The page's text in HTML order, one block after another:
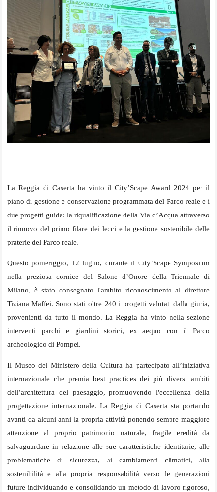
La Reggia di Caserta ha vinto il City’Scape Award 2024 per il
piano di gestione e conservazione programmata del Parco reale e i
due progetti guida: la riqualificazione della Via d’Acqua attraverso
il rinnovo del primo filare dei lecci e la gestione sostenibile delle
praterie del Parco reale.
Questo pomeriggio, 12 luglio, durante il City’Scape Symposium
nella preziosa cornice del Salone d’Onore della Triennale di
Milano, è stato consegnato l'ambito riconoscimento al direttore
Tiziana Maffei. Sono stati oltre 240 i progetti valutati dalla giuria,
provenienti da tutto il mondo. La Reggia ha vinto nella sezione
interventi parchi e giardini storici, ex aequo con il Parco
archeologico di Pompei.
Il Museo del Ministero della Cultura ha partecipato all’iniziativa
internazionale che premia best practices dei più diversi ambiti
dell’architettura del paesaggio, promuovendo l'eccellenza della
progettazione internazionale. La Reggia di Caserta sta portando
avanti da alcuni anni la propria attività ponendo sempre maggiore
attenzione al proprio patrimonio naturale, fragile eredità da
salvaguardare in relazione alle sue caratteristiche identitarie, alle
problematiche di sicurezza, ai cambiamenti climatici, alla
sostenibilità e alla propria responsabilità verso le generazioni
future individuando e consolidando un metodo di lavoro rigoroso,